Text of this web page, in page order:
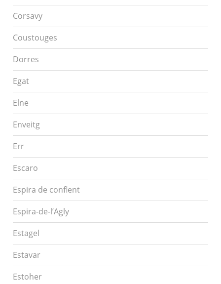
Corsavy
Coustouges
Dorres
Egat
Elne
Enveitg
Err
Escaro
Espira de conflent
Espira-de-l’Agly
Estagel
Estavar
Estoher